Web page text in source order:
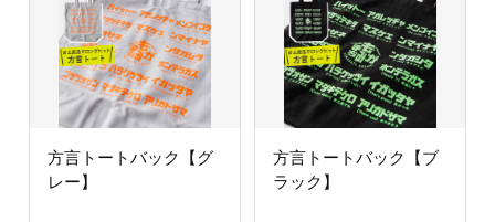
方言トートバック【グ
レー】
方言トートバック【ブ
ラック】